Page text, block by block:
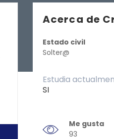
Acerca de
Estado civil
Solter@
Estudia
SI
Me gusta
93